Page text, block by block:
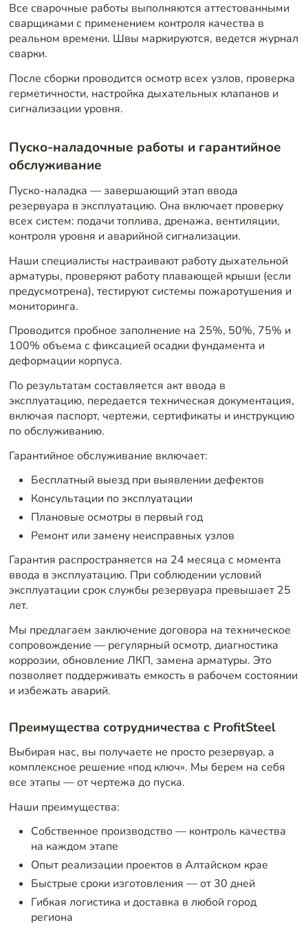
Все сварочные работы выполняются аттестованными
сварщиками с применением контроля качества в
реальном времени. Швы маркируются, ведется журнал
сварки.
После сборки проводится осмотр всех узлов, проверка
герметичности, настройка дыхательных клапанов и
сигнализации уровня.
Пуско-наладочные работы и гарантийное
обслуживание
Пуско-наладка — завершающий этап ввода
резервуара в эксплуатацию. Она включает проверку
всех систем: подачи топлива, дренажа, вентиляции,
контроля уровня и аварийной сигнализации.
Наши специалисты настраивают работу дыхательной
арматуры, проверяют работу плавающей крыши (если
предусмотрена), тестируют системы пожаротушения и
мониторинга.
Проводится пробное заполнение на 25%, 50%, 75% и
100% объема с фиксацией осадки фундамента и
деформации корпуса.
По результатам составляется акт ввода в
эксплуатацию, передается техническая документация,
включая паспорт, чертежи, сертификаты и инструкцию
по обслуживанию.
Гарантийное обслуживание включает:
Бесплатный выезд при выявлении дефектов
Консультации по эксплуатации
Плановые осмотры в первый год
Ремонт или замену неисправных узлов
Гарантия распространяется на 24 месяца с момента
ввода в эксплуатацию. При соблюдении условий
эксплуатации срок службы резервуара превышает 25
лет.
Мы предлагаем заключение договора на техническое
сопровождение — регулярный осмотр, диагностика
коррозии, обновление ЛКП, замена арматуры. Это
позволяет поддерживать емкость в рабочем состоянии
и избежать аварий.
Преимущества сотрудничества с ProfitSteel
Выбирая нас, вы получаете не просто резервуар, а
комплексное решение «под ключ». Мы берем на себя
все этапы — от чертежа до пуска.
Наши преимущества:
Собственное производство — контроль качества
на каждом этапе
Опыт реализации проектов в Алтайском крае
Быстрые сроки изготовления — от 30 дней
Гибкая логистика и доставка в любой город
региона